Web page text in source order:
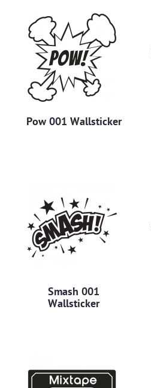
Pow 001 Wallsticker
Smash 001
Wallsticker